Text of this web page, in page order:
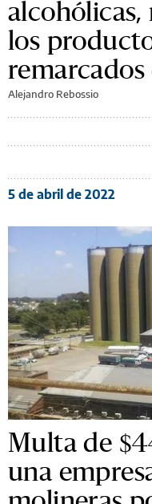
alcohólicas,
los
Alejandro Rebossio
5 de abril de 2022
Multa de
una